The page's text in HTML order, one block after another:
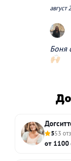
август
Боня
🙌🏻
553
от